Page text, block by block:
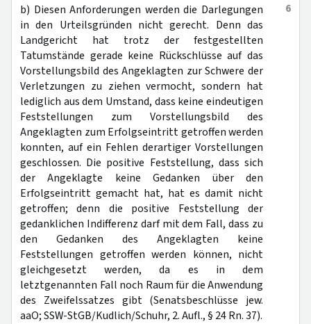
6
b) Diesen Anforderungen werden die Darlegungen
in den Urteilsgründen nicht gerecht. Denn das
Landgericht hat trotz der festgestellten
Tatumstände gerade keine Rückschlüsse auf das
Vorstellungsbild des Angeklagten zur Schwere der
Verletzungen zu ziehen vermocht, sondern hat
lediglich aus dem Umstand, dass keine eindeutigen
Feststellungen zum Vorstellungsbild des
Angeklagten zum Erfolgseintritt getroffen werden
konnten, auf ein Fehlen derartiger Vorstellungen
geschlossen. Die positive Feststellung, dass sich
der Angeklagte keine Gedanken über den
Erfolgseintritt gemacht hat, hat es damit nicht
getroffen; denn die positive Feststellung der
gedanklichen Indifferenz darf mit dem Fall, dass zu
den Gedanken des Angeklagten keine
Feststellungen getroffen werden können, nicht
gleichgesetzt werden, da es in dem
letztgenannten Fall noch Raum für die Anwendung
des Zweifelssatzes gibt (Senatsbeschlüsse jew.
aaO; SSW-StGB/Kudlich/Schuhr, 2. Aufl., § 24 Rn. 37).